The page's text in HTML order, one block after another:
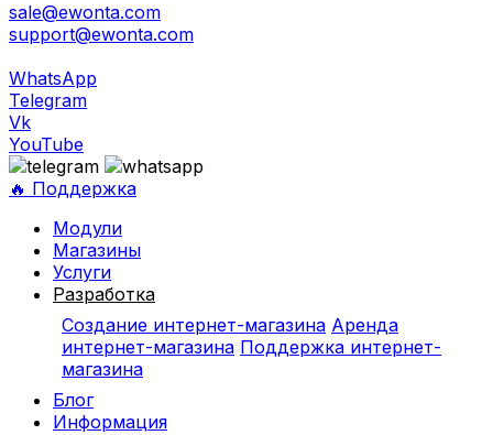
sale@ewonta.com
support@ewonta.com
WhatsApp
Telegram
Vk
YouTube
🔥 Поддержка
Модули
Магазины
Услуги
Разработка
Создание интернет-магазина Аренда
интернет-магазина Поддержка интернет-
магазина
Блог
Информация